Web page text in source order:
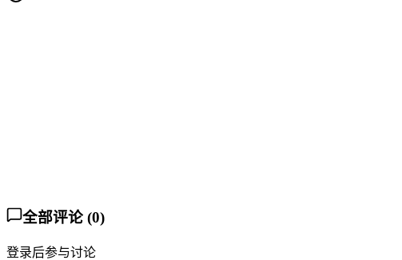
全部评论 (0)
登录后参与讨论